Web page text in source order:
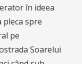
»
9, 2026 - 10:42
pe